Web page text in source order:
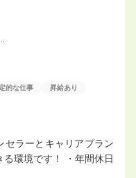
的な仕事 昇給あり
セラーとキャリアプラン
環境です！ ・年間休⽇